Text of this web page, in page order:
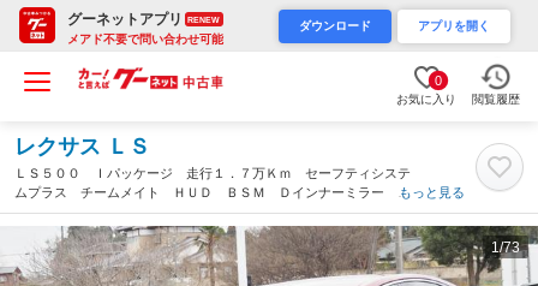
グーネットアプリ RENEW
メアド不要で問い合わせ可能
ダウンロード アプリを開く
0
お気に入り 閲覧履歴
レクサス ＬＳ
ＬＳ５００ Ｉパッケージ 走行１．７万Ｋｍ セーフティシステ
ムプラス チームメイト ＨＵＤ ＢＳＭ Ｄインナーミラー Ｐ
トランク ドラレコ前後 ドライバーモニター ヘーゼル革シー
ト １２．３型ナビ ＯＰ・ドアトリム加飾（茨城県）
もっと見る
1/73